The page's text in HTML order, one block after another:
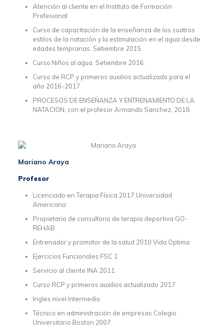
Atención al cliente en el Instituto de Formación
Profesional
Curso de capacitación de la enseñanza de los cuatros
estilos de la natación y la estimulación en el agua desde
edades tempranas. Setiembre 2015.
Curso Niños al agua. Setiembre 2016.
Curso de RCP y primeros auxilios actualizado para el
año 2016-2017
PROCESOS DE ENSEÑANZA Y ENTRENAMIENTO DE LA
NATACION, con el profesor Armando Sanchez, 2018
Mariano Araya
Profesor
Licenciado en Terapia Física 2017 Universidad
Americana
Propietario de consultorio de terapia deportiva GO-
REHAB
Entrenador y promotor de la salud 2010 Vida Optima
Ejercicios Funcionales FSC 1
Servicio al cliente INA 2011
Curso RCP y primeros auxilios actualizado 2017
Ingles nivel Intermedio
Técnico en administración de empresas Colegio
Universitario Boston 2007